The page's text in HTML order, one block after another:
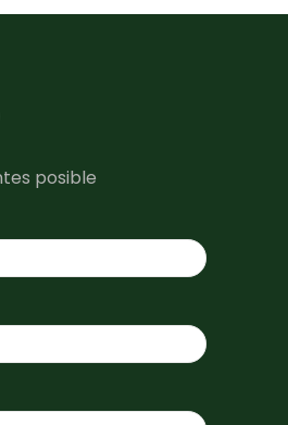
posible